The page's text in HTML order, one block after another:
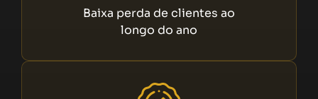
Baixa perda de clientes ao
longo do ano